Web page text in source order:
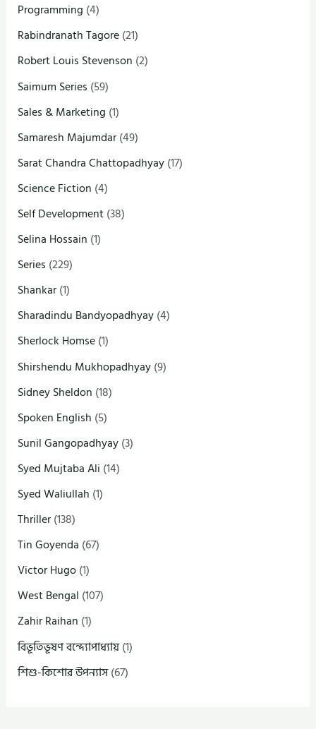
Programming (4)
Rabindranath Tagore(21)
Robert Louis Stevenson (2)
Saimum Series (59)
Sales & Marketing (1)
Samaresh Majumdar(49)
Sarat Chandra Chattopadhyay(17)
Science Fiction (4)
Self Development(38)
Selina Hossain (1)
Series (229)
Shankar(1)
Sharadindu Bandyopadhyay(4)
Sherlock Homse(1)
Shirshendu Mukhopadhyay(9)
Sidney Sheldon (18)
Spoken English (5)
Sunil Gangopadhyay(3)
Syed Mujtaba Ali (14)
Syed Waliullah (1)
Thriller(138)
Tin Goyenda (67)
Victor Hugo(1)
West Bengal (107)
Zahir Raihan (1)
বিভূতিভূষণ বন্দ্যোপাধ্যায়(1)
শিশু-কিশোর উপন্যাস(67)